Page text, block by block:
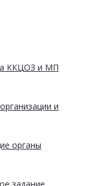
ККЦОЗ и МП
и
органы